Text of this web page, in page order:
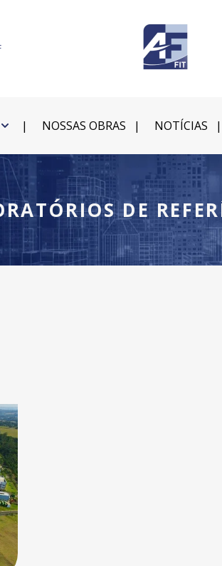
NOSSAS OBRAS NOTÍCIAS
DE